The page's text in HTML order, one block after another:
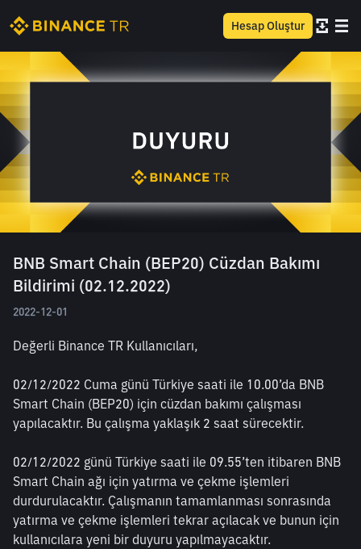
Hesap Oluştur
BNB Smart Chain (BEP20) Cüzdan Bakımı
Bildirimi (02.12.2022)
2022-12-01
Değerli Binance TR Kullanıcıları,
02/12/2022 Cuma günü Türkiye saati ile 10.00’da BNB
Smart Chain (BEP20) için cüzdan bakımı çalışması
yapılacaktır. Bu çalışma yaklaşık 2 saat sürecektir.
02/12/2022 günü Türkiye saati ile 09.55’ten itibaren BNB
Smart Chain ağı için yatırma ve çekme işlemleri
durdurulacaktır. Çalışmanın tamamlanması sonrasında
yatırma ve çekme işlemleri tekrar açılacak ve bunun için
kullanıcılara yeni bir duyuru yapılmayacaktır.